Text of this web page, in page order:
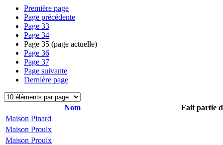
Première page
Page précédente
Page 33
Page 34
Page 35 (page actuelle)
Page 36
Page 37
Page suivante
Dernière page
Nom
Fait partie
Maison Pinard
Maison Proulx
Maison Proulx